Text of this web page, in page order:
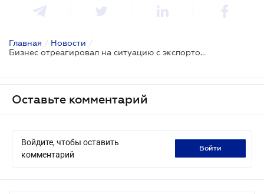
Главная / Новости /
Бизнес отреагировал на ситуацию с экспортом сельскохозяйственной продукции
Оставьте комментарий
Войдите, чтобы оставить
комментарий
войти